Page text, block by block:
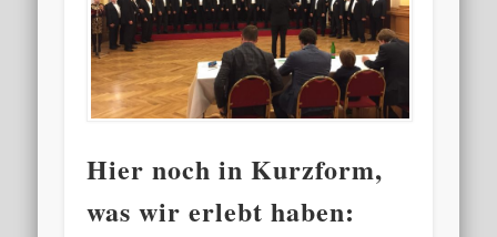
Hier noch in Kurzform,
was wir erlebt haben: